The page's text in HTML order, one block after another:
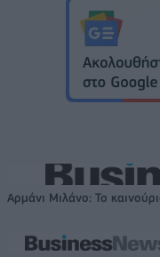
Αρμάνι Μιλάνο: Το